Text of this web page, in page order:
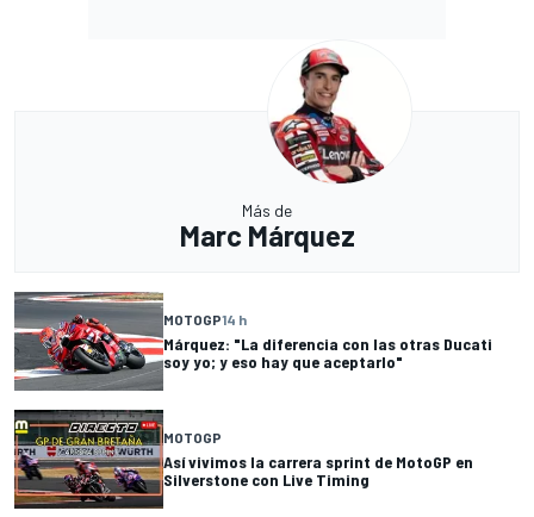
Más de
Marc Márquez
MOTOGP14 h
Márquez: "La diferencia con las otras Ducati
soy yo; y eso hay que aceptarlo"
MOTOGP
Así vivimos la carrera sprint de MotoGP en
Silverstone con Live Timing